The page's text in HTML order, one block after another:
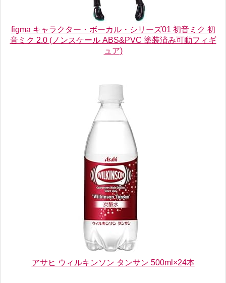
figma キャラクター・ボーカル・シリーズ01 初音ミク 初
音ミク 2.0 (ノンスケール ABS&PVC 塗装済み可動フィギ
ュア)
アサヒ ウィルキンソン タンサン 500ml×24本